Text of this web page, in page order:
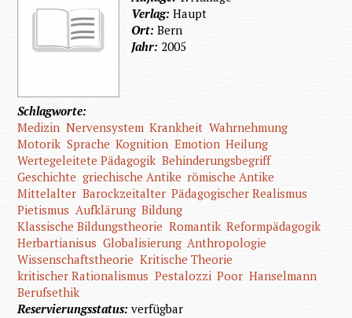
Verlag:Haupt
Ort:Bern
Jahr: 2005
Schlagworte:
Medizin Nervensystem Krankheit Wahrnehmung
Motorik Sprache Kognition Emotion Heilung
Wertegeleitete Pädagogik Behinderungsbegriff
Geschichte griechische Antike römische Antike
Mittelalter Barockzeitalter Pädagogischer Realismus
Pietismus Aufklärung Bildung
Klassische Bildungstheorie Romantik Reformpädagogik
Herbartianisus Globalisierung Anthropologie
Wissenschaftstheorie Kritische Theorie
kritischer Rationalismus Pestalozzi Poor Hanselmann
Berufsethik
Reservierungsstatus:verfügbar